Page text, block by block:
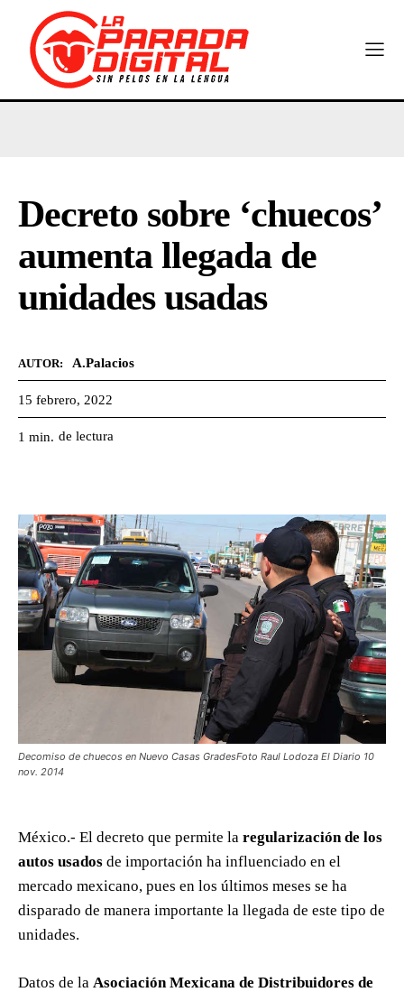
Decreto sobre ‘chuecos’
aumenta llegada de
unidades usadas
AUTOR: A.Palacios
15 febrero, 2022
1 min. de lectura
Decomiso de chuecos en Nuevo Casas GradesFoto Raul Lodoza El Diario 10
nov. 2014
México.- El decreto que permite la regularización de los
autos usados de importación ha influenciado en el
mercado mexicano, pues en los últimos meses se ha
disparado de manera importante la llegada de este tipo de
unidades.
Datos de la Asociación Mexicana de Distribuidores de